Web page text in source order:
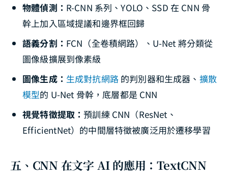
物體偵測： R-CNN 系列、YOLO、SSD 在 CNN 骨
幹上加入區域提議和邊界框回歸
語義分割： FCN（全卷積網路）、U-Net 將分類從
圖像級擴展到像素級
圖像生成： 生成對抗網路的判別器和生成器、 擴散
模型的 U-Net 骨幹，底層都是 CNN
視覺特徵提取：預訓練 CNN（ResNet、
EfficientNet）的中間層特徵被廣泛用於遷移學習
五、CNN 在文字 AI 的應用：TextCNN